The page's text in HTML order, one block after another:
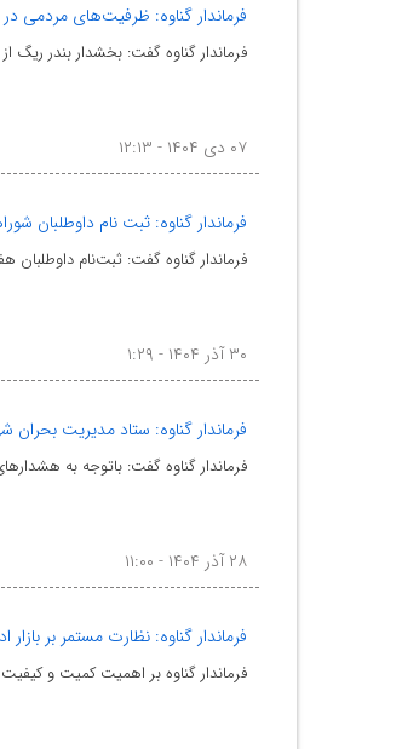
فرماندار گناوه: ظرفیت‌های مردمی
فرماندار گناوه گفت: بخشدار بندر ریگ
۰۷ دی ۱۴۰۴ - ۱۲:۱۳
فرماندار گناوه: ثبت نام داوطلبان
فرماندار گناوه گفت: ثبت‌نام
۳۰ آذر ۱۴۰۴ - ۱:۲۹
فرماندار گناوه: ستاد مدیریت
فرماندار گناوه گفت: باتوجه به
۲۸ آذر ۱۴۰۴ - ۱۱:۰۰
فرماندار گناوه: نظارت مستمر بر بازار
فرماندار گناوه بر اهمیت کمیت و